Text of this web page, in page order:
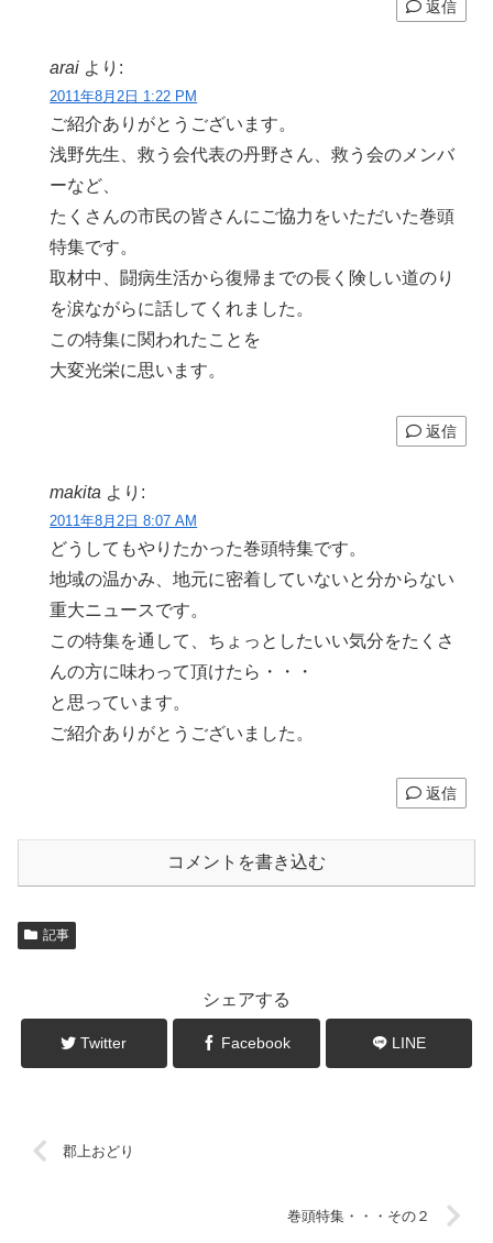
返信
arai より:
2011年8月2日 1:22 PM
ご紹介ありがとうございます。
浅野先生、救う会代表の丹野さん、救う会のメンバ
ーなど、
たくさんの市民の皆さんにご協力をいただいた巻頭
特集です。
取材中、闘病生活から復帰までの長く険しい道のり
を涙ながらに話してくれました。
この特集に関われたことを
大変光栄に思います。
返信
makita より:
2011年8月2日 8:07 AM
どうしてもやりたかった巻頭特集です。
地域の温かみ、地元に密着していないと分からない
重大ニュースです。
この特集を通して、ちょっとしたいい気分をたくさ
んの方に味わって頂けたら・・・
と思っています。
ご紹介ありがとうございました。
返信
コメントを書き込む
記事
シェアする
Twitter Facebook LINE
郡上おどり
巻頭特集・・・その２